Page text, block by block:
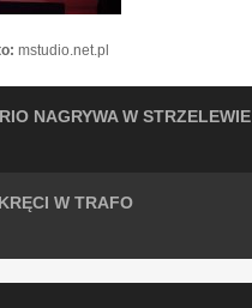
mstudio.net.pl
NAGRYWA W STRZELEWIE
W TRAFO